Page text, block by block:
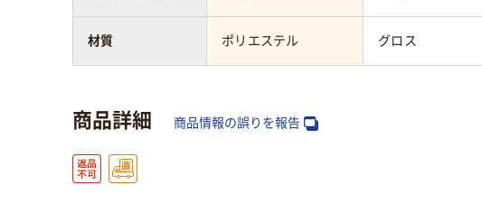
ポリエステル グロス
材質
商品詳細 商品情報の誤りを報告